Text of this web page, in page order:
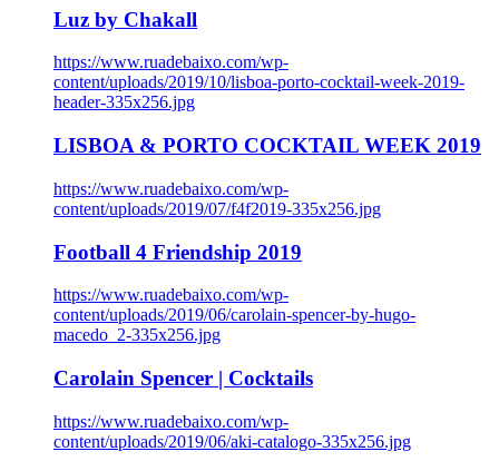
Luz by Chakall
https://www.ruadebaixo.com/wp-
content/uploads/2019/10/lisboa-porto-cocktail-week-2019-
header-335x256.jpg
LISBOA & PORTO COCKTAIL WEEK 2019
https://www.ruadebaixo.com/wp-
content/uploads/2019/07/f4f2019-335x256.jpg
Football 4 Friendship 2019
https://www.ruadebaixo.com/wp-
content/uploads/2019/06/carolain-spencer-by-hugo-
macedo_2-335x256.jpg
Carolain Spencer | Cocktails
https://www.ruadebaixo.com/wp-
content/uploads/2019/06/aki-catalogo-335x256.jpg